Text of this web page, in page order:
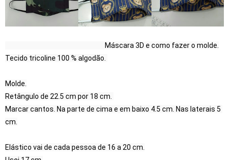
Máscara 3D e como fazer o molde.
Tecido tricoline 100 % algodão.
Molde.
Retângulo de 22.5 cm por 18 cm.
Marcar cantos. Na parte de cima e em baixo 4.5 cm. Nas laterais 5
cm.
Elástico vai de cada pessoa de 16 a 20 cm.